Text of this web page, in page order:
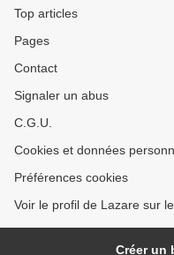
Top articles
Pages
Contact
Signaler un abus
C.G.U.
Cookies et données
Préférences cookies
Voir le profil de Lazare sur
Créer un